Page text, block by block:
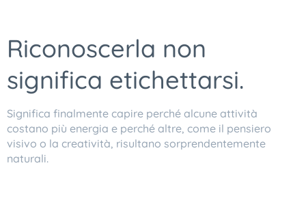
Riconoscerla non
significa etichettarsi.
Significa finalmente capire perché alcune attività
costano più energia e perché altre, come il pensiero
visivo o la creatività, risultano sorprendentemente
naturali.